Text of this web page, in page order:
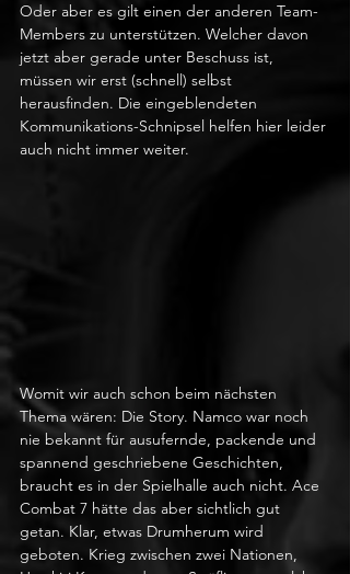
Oder aber es gilt einen der anderen Team-
Members zu unterstützen. Welcher davon
jetzt aber gerade unter Beschuss ist,
müssen wir erst (schnell) selbst
herausfinden. Die eingeblendeten
Kommunikations-Schnipsel helfen hier leider
auch nicht immer weiter.
Womit wir auch schon beim nächsten
Thema wären: Die Story. Namco war noch
nie bekannt für ausufernde, packende und
spannend geschriebene Geschichten,
braucht es in der Spielhalle auch nicht. Ace
Combat 7 hätte das aber sichtlich gut
getan. Klar, etwas Drumherum wird
geboten. Krieg zwischen zwei Nationen,